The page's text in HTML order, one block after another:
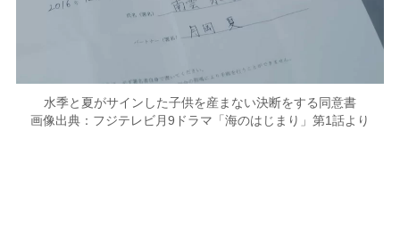
水季と夏がサインした子供を産まない決断をする同意書
画像出典：フジテレビ月9ドラマ「海のはじまり」第1話より